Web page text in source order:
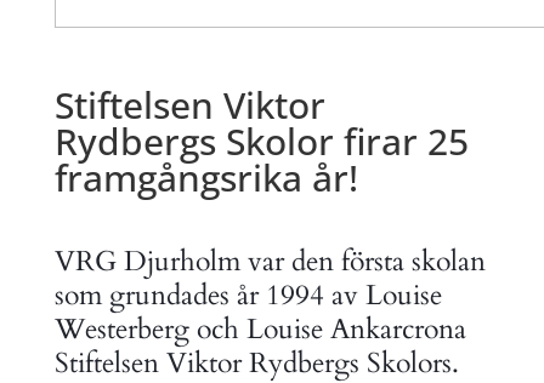
Stiftelsen Viktor
Rydbergs Skolor firar 25
framgångsrika år!
VRG Djurholm var den första skolan
som grundades år 1994 av Louise
Westerberg och Louise Ankarcrona
Stiftelsen Viktor Rydbergs Skolors.